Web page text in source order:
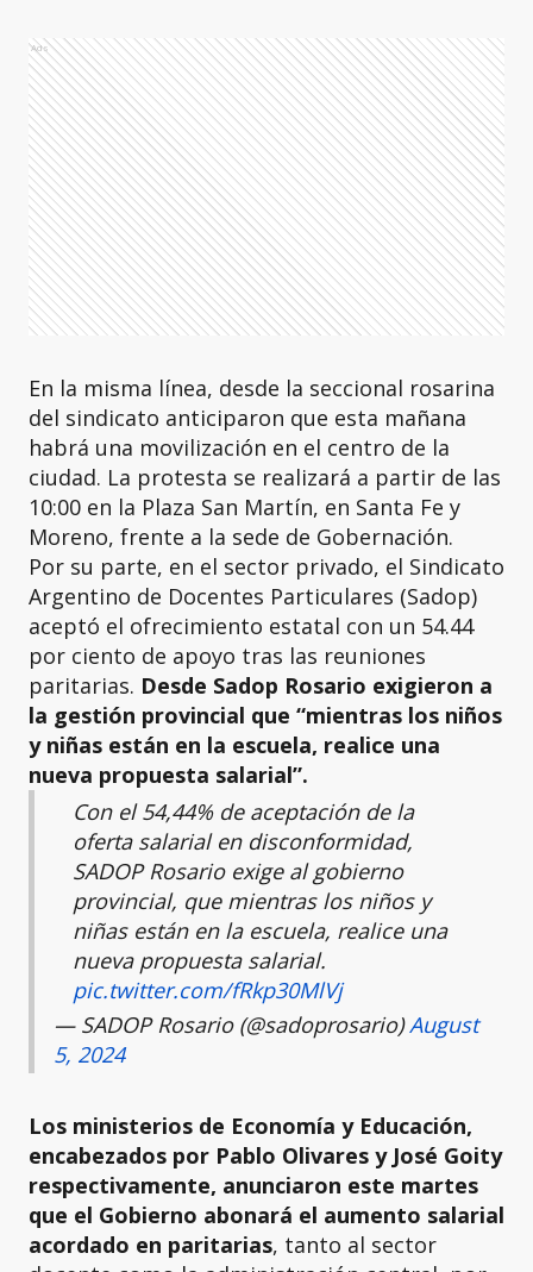
Ads
En la misma línea, desde la seccional rosarina
del sindicato anticiparon que esta mañana
habrá una movilización en el centro de la
ciudad. La protesta se realizará a partir de las
10:00 en la Plaza San Martín, en Santa Fe y
Moreno, frente a la sede de Gobernación.
Por su parte, en el sector privado, el Sindicato
Argentino de Docentes Particulares (Sadop)
aceptó el ofrecimiento estatal con un 54.44
por ciento de apoyo tras las reuniones
paritarias. Desde Sadop Rosario exigieron a
la gestión provincial que “mientras los niños
y niñas están en la escuela, realice una
nueva propuesta salarial”.
Con el 54,44% de aceptación de la
oferta salarial en disconformidad,
SADOP Rosario exige al gobierno
provincial, que mientras los niños y
niñas están en la escuela, realice una
nueva propuesta salarial.
pic.twitter.com/fRkp30MlVj
— SADOP Rosario (@sadoprosario)August
5, 2024
Los ministerios de Economía y Educación,
encabezados por Pablo Olivares y José Goity
respectivamente, anunciaron este martes
que el Gobierno abonará el aumento salarial
acordado en paritarias, tanto al sector